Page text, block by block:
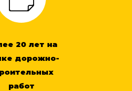
20 лет на
дорожно-
работ